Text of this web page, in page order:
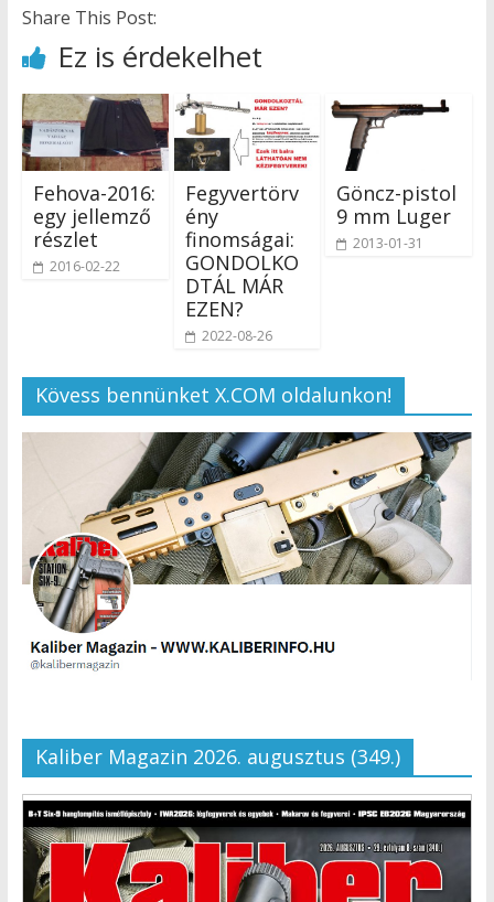
Share This Post:
Ez is érdekelhet
Fehova-2016:
egy jellemző
részlet
2016-02-22
Fegyvertörv
ény
finomságai:
GONDOLKO
DTÁL MÁR
EZEN?
2022-08-26
Göncz-pistol
9 mm Luger
2013-01-31
Kövess bennünket X.COM oldalunkon!
Kaliber Magazin 2026. augusztus (349.)